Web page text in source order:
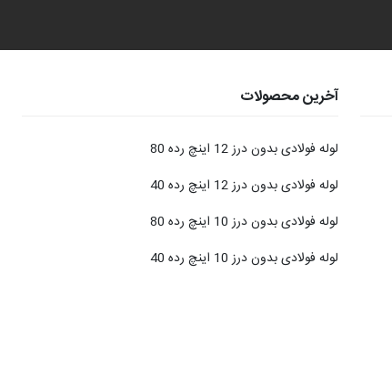
آخرین محصولات
لوله فولادی بدون درز 12 اینچ رده 80
لوله فولادی بدون درز 12 اینچ رده 40
لوله فولادی بدون درز 10 اینچ رده 80
لوله فولادی بدون درز 10 اینچ رده 40